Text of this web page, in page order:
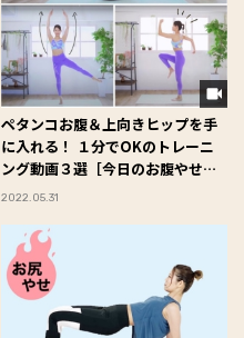
ペタンコお腹＆上向きヒップを手
に入れる！ １分でOKのトレーニ
ング動画３選［今日のお腹やせト
レ］
2022.05.31